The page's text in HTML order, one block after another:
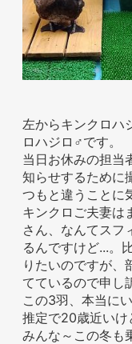
左からキンクロハ
ロハジロ♂です。
当日お休みの担当
知らせするために
つもと違うことに
キンクロご夫妻は
さん、なんてスフ
るんですけど...。
りたいのですが、
てているので申し
この3羽、本当に
推定で20歳近いけ
みんな～この冬も